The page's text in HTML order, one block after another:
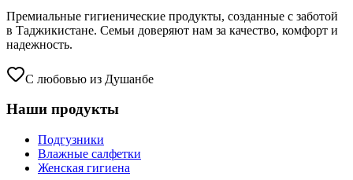
Премиальные гигиенические продукты, созданные с заботой
в Таджикистане. Семьи доверяют нам за качество, комфорт и
надежность.
С любовью из Душанбе
Наши продукты
Подгузники
Влажные салфетки
Женская гигиена